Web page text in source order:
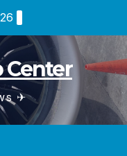
Center
✈